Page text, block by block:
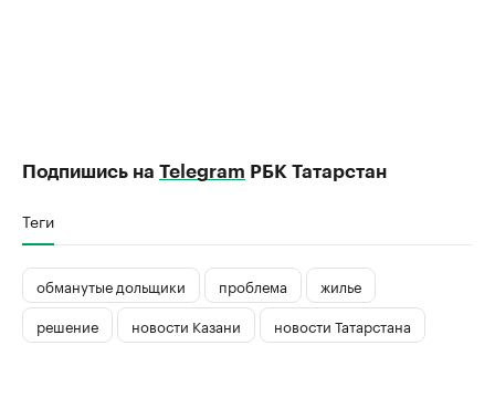
Подпишись на Telegram РБК Татарстан
Теги
обманутые дольщики проблема
жилье
решение
новости Казани новости Татарстана